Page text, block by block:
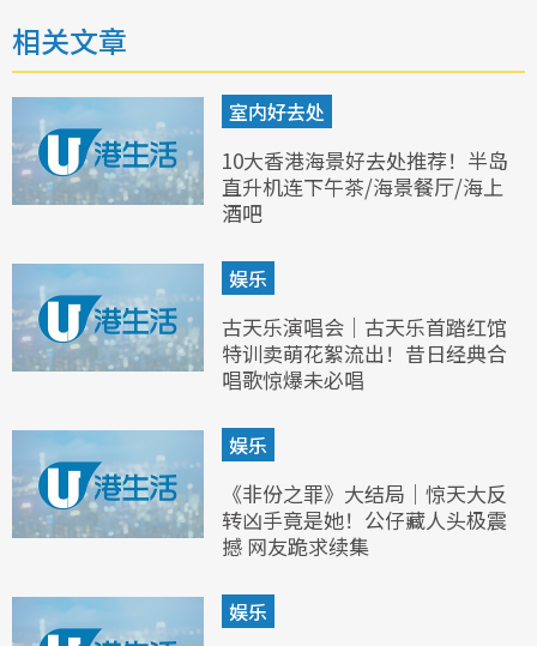
相关文章
室内好去处
10大香港海景好去处推荐！半岛
直升机连下午茶/海景餐厅/海上
酒吧
娱乐
古天乐演唱会｜古天乐首踏红馆
特训卖萌花絮流出！昔日经典合
唱歌惊爆未必唱
娱乐
《非份之罪》大结局｜惊天大反
转凶手竟是她！公仔藏人头极震
撼 网友跪求续集
娱乐